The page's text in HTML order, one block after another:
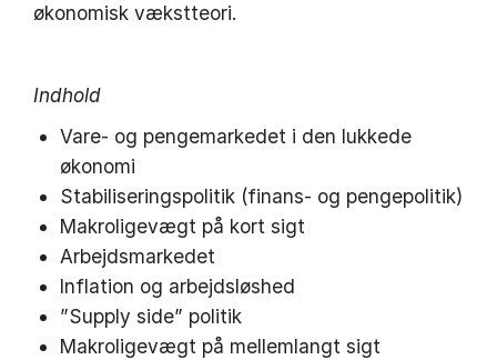
økonomisk vækstteori.
Indhold
Vare- og pengemarkedet i den lukkede
økonomi
Stabiliseringspolitik (finans- og pengepolitik)
Makroligevægt på kort sigt
Arbejdsmarkedet
Inflation og arbejdsløshed
”Supply side” politik
Makroligevægt på mellemlangt sigt